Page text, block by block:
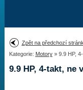
Provedení:
Výrobce:
Zpět na předchozí
Kategorie: Motory» 9.9 HP,
9.9 HP, 4-takt, ne